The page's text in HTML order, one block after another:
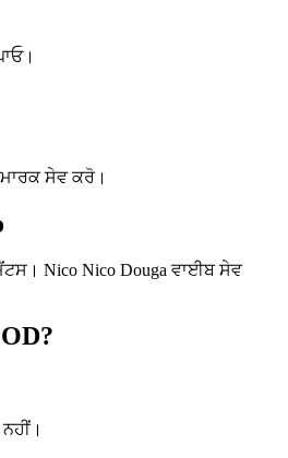
ਸੇਵ ਕਰੋ।
Nico Nico Douga ਵਾਈਬ ਸੇਵ